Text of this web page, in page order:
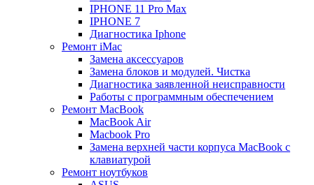
IPHONE 11 Pro Max
IPHONE 7
Диагностика Iphone
Ремонт iMac
Замена аксессуаров
Замена блоков и модулей. Чистка
Диагностика заявленной неисправности
Работы с программным обеспечением
Ремонт MacBook
MacBook Air
Macbook Pro
Замена верхней части корпуса MacBook с
клавиатурой
Ремонт ноутбуков